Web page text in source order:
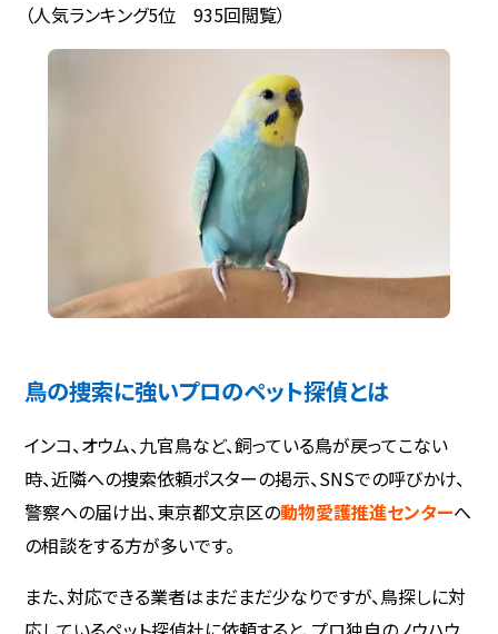
（人気ランキング5位 935回閲覧）
鳥の捜索に強いプロのペット探偵とは
インコ、オウム、九官鳥など、飼っている鳥が戻ってこない
時、近隣への捜索依頼ポスターの掲示、SNSでの呼びかけ、
警察への届け出、東京都文京区の動物愛護推進センターへ
の相談をする方が多いです。
また、対応できる業者はまだまだ少なりですが、鳥探しに対